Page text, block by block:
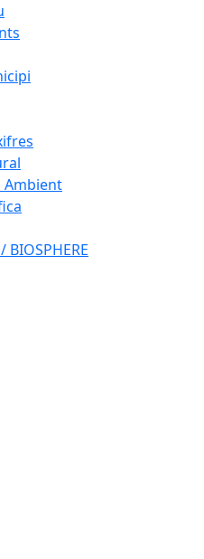
Ambient